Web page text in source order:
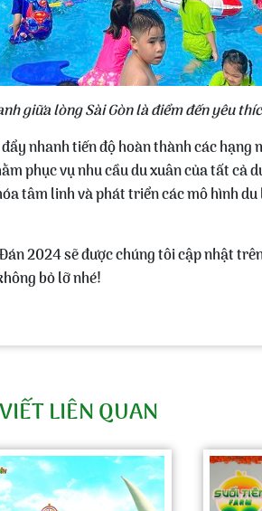
giữa lòng Sài Gòn là điểm đến yêu
nhanh tiến độ hoàn thành các hạng
phục vụ nhu cầu du xuân của tất cả
tâm linh và phát triển các mô hình
2024 sẽ được chúng tôi cập nhật
bỏ lỡ nhé!
LIÊN QUAN